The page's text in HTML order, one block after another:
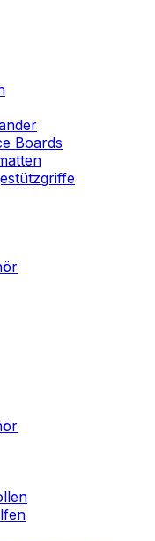
Boards